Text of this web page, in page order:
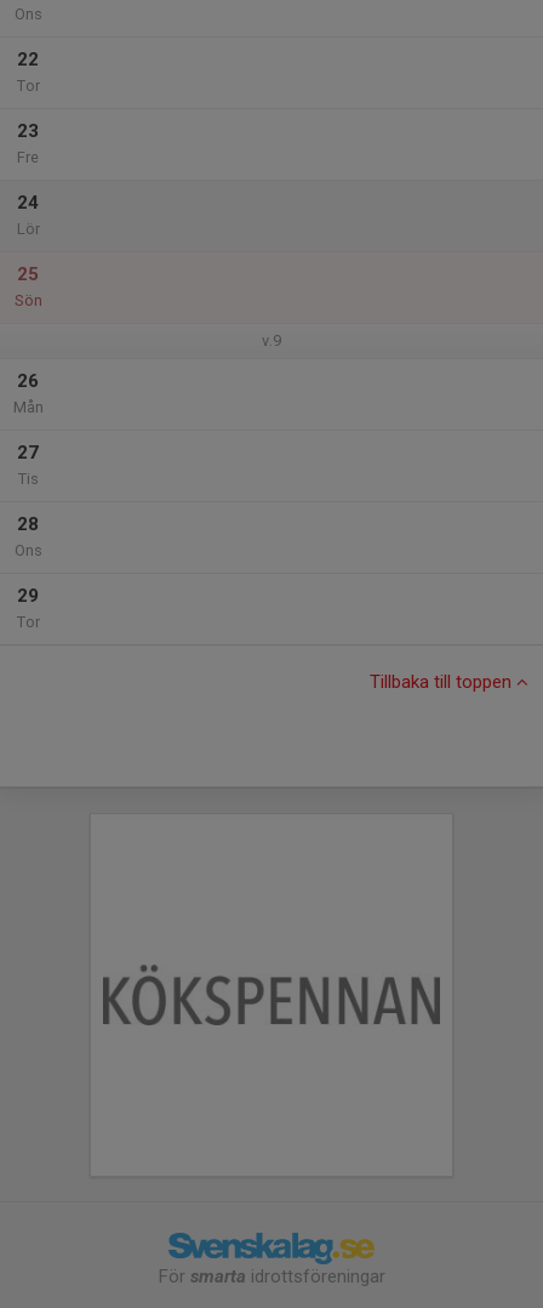
Ons
22
Tor
23
Fre
24
Lör
25
Sön
v.9
26
Mån
27
Tis
28
Ons
29
Tor
Tillbaka till toppen
För smarta idrottsföreningar